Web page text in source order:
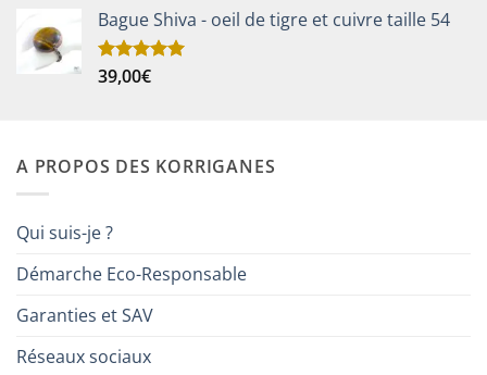
Bague Shiva - oeil de tigre et cuivre taille 54
Note5.00
39,00€
A PROPOS DES KORRIGANES
Qui suis-je ?
Démarche Eco-Responsable
Garanties et SAV
Réseaux sociaux